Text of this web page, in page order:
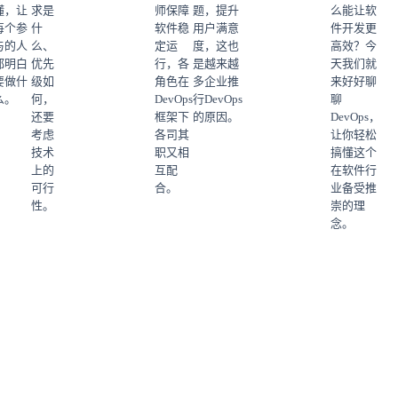
么能让软
件开发更
高效？今
天我们就
来好好聊
聊
DevOps，
让你轻松
搞懂这个
在软件行
业备受推
崇的理
念。
题，提升
用户满意
度，这也
是越来越
多企业推
行DevOps
的原因。
师保障
软件稳
定运
行，各
角色在
DevOps
框架下
各司其
职又相
互配
合。
求是
什
么、
优先
级如
何，
还要
考虑
技术
上的
可行
性。
，让
个参
的人
明白
做什